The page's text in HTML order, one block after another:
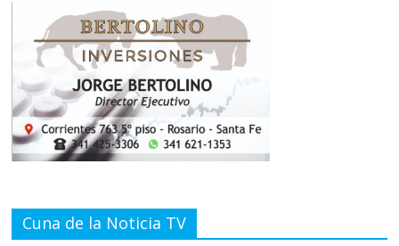
Cuna de la Noticia TV